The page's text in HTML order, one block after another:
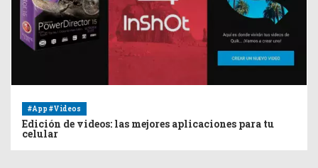
#App #Videos
Edición de videos: las mejores aplicaciones para tu
celular